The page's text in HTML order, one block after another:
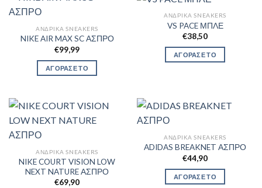
ΑΝΔΡΙΚΆ SNEAKERS
NIKE AIR MAX SC ΑΣΠΡΟ
€99,99
ΑΓΟΡΑΣΕ ΤΟ
ΑΝΔΡΙΚΆ SNEAKERS
VS PACE ΜΠΛΕ
€38,50
ΑΓΟΡΑΣΕ ΤΟ
ΑΝΔΡΙΚΆ SNEAKERS
NIKE COURT VISION LOW
NEXT NATURE ΑΣΠΡΟ
€69,90
ΑΝΔΡΙΚΆ SNEAKERS
ADIDAS BREAKNET ΑΣΠΡΟ
€44,90
ΑΓΟΡΑΣΕ ΤΟ